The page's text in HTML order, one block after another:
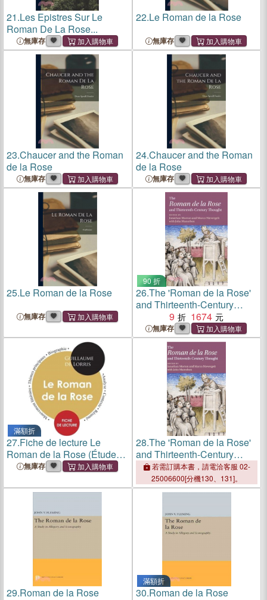
21.Les Epistres Sur Le
Roman De La Rose...
無庫存
22.Le Roman de la Rose
無庫存
23.Chaucer and the Roman
de la Rose
無庫存
24.Chaucer and the Roman
de la Rose
無庫存
25.Le Roman de la Rose
無庫存
90 折
26.The 'Roman de la Rose'
and Thirteenth-Century
Thought9 1674
無庫存
滿額折
27.Fiche de lecture Le
Roman de la Rose (Étude
intégrale)
無庫存
28.The 'Roman de la Rose'
and Thirteenth-Century
Thought
若需訂購本書，請電洽客服 02-
25006600[分機130、131]。
29.Roman de la Rose
滿額折
30.Roman de la Rose